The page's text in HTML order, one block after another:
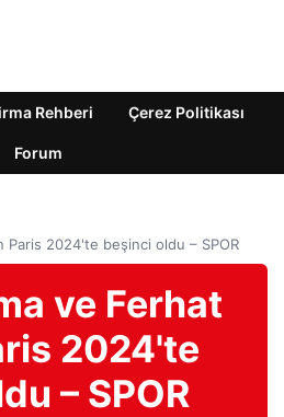
Rehberi Çerez Politikası
Forum
Paris 2024'te beşinci oldu – SPOR
ve Ferhat
2024'te
– SPOR